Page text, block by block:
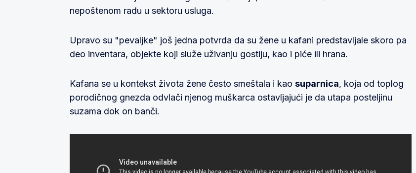
nepoštenom radu u sektoru usluga.
Upravo su "pevaljke" još jedna potvrda da su žene u kafani predstavljale skoro pa
deo inventara, objekte koji služe uživanju gostiju, kao i piće ili hrana.
Kafana se u kontekst života žene često smeštala i kao suparnica, koja od toplog
porodičnog gnezda odvlači njenog muškarca ostavljajući je da utapa posteljinu
suzama dok on banči.